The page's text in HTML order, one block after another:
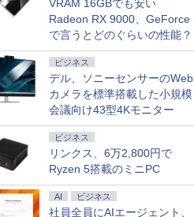
VRAM 16GBでも安い
Radeon RX 9000、GeForce
で言うとどのぐらいの性能？
ビジネス
デル、ソニーセンサーのWeb
カメラを標準搭載した小規模
会議向け43型4Kモニター
ビジネス
リンクス、6万2,800円で
Ryzen 5搭載のミニPC
AI ビジネス
社員全員にAIエージェント、